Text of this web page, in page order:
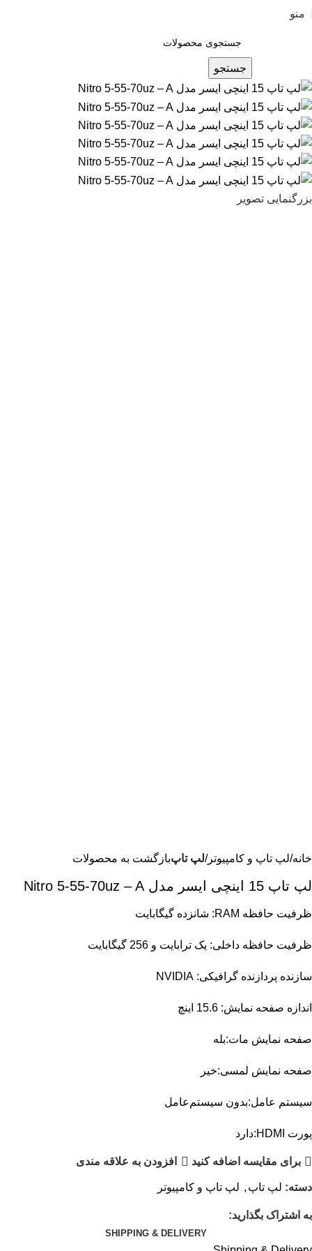
منو
جستجو
بزرگنمایی تصویر
خانه لپ تاپ و کامپیوتر لپ تاپبازگشت به محصولات
لپ تاپ 15 اینچی ایسر مدل Nitro 5-55-70uz – A
ظرفیت حافظه RAM: شانزده گیگابایت
ظرفیت حافظه داخلی: یک ترابایت و 256 گیگابایت
سازنده پردازنده گرافیکی: NVIDIA
اندازه صفحه نمایش: 15.6 اینچ
صفحه نمایش مات:بله
صفحه نمایش لمسی:خیر
سیستم عامل:بدون سیستم‌عامل
پورت HDMI:دارد
برای مقایسه اضافه کنید افزودن به علاقه مندی
دسته: لپ تاپ , لپ تاپ و کامپیوتر
به اشتراک بگذارید:
SHIPPING & DELIVERY